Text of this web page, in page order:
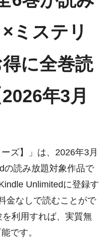
ミステリ
に全巻読
年3月
ズ】」は、2026年3月
の読み放題対象作品で
Unlimitedに登録す
金なしで読むことがで
利用すれば、実質無
です。